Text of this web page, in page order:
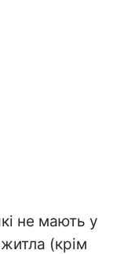
не мають у
(крім